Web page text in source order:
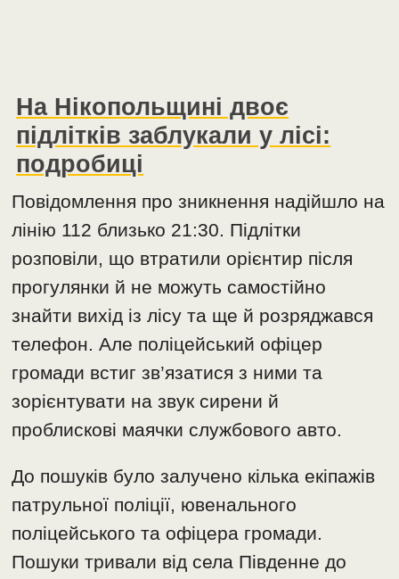
На Нікопольщині двоє
підлітків заблукали у лісі:
подробиці
Повідомлення про зникнення надійшло на
лінію 112 близько 21:30. Підлітки
розповіли, що втратили орієнтир після
прогулянки й не можуть самостійно
знайти вихід із лісу та ще й розряджався
телефон. Але поліцейський офіцер
громади встиг зв’язатися з ними та
зорієнтувати на звук сирени й
проблискові маячки службового авто.
До пошуків було залучено кілька екіпажів
патрульної поліції, ювенального
поліцейського та офіцера громади.
Пошуки тривали від села Південне до